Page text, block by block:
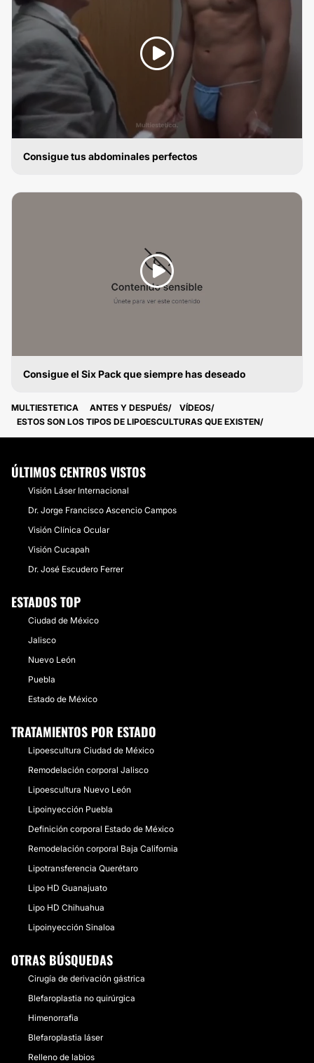
Consigue tus abdominales perfectos
Consigue el Six Pack que siempre has deseado
MULTIESTETICA ANTES Y DESPUÉS
VÍDEOS
ESTOS SON LOS TIPOS DE LIPOESCULTURAS QUE EXISTEN
ÚLTIMOS CENTROS VISTOS
Visión Láser Internacional
​Dr. Jorge Francisco Ascencio Campos
Visión Clínica Ocular
Visión Cucapah
​Dr. José Escudero Ferrer
ESTADOS TOP
Ciudad de México
Jalisco
Nuevo León
Puebla
Estado de México
TRATAMIENTOS POR ESTADO
Lipoescultura Ciudad de México
Remodelación corporal Jalisco
Lipoescultura Nuevo León
Lipoinyección Puebla
Definición corporal Estado de México
Remodelación corporal Baja California
Lipotransferencia Querétaro
Lipo HD Guanajuato
Lipo HD Chihuahua
Lipoinyección Sinaloa
OTRAS BÚSQUEDAS
Cirugía de derivación gástrica
Blefaroplastia no quirúrgica
Himenorrafia
Blefaroplastia láser
Relleno de labios